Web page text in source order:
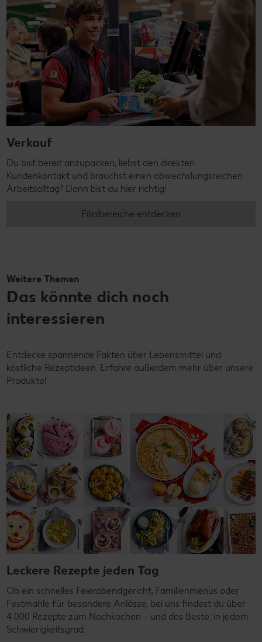
Verkauf
Du bist bereit anzupacken, liebst den direkten
Kundenkontakt und brauchst einen abwechslungsreichen
Arbeitsalltag? Dann bist du hier richtig!
Filialbereiche entdecken
Weitere Themen
Das könnte dich noch
interessieren
Entdecke spannende Fakten über Lebensmittel und
köstliche Rezeptideen. Erfahre außerdem mehr über unsere
Produkte!
Leckere Rezepte jeden Tag
Ob ein schnelles Feierabendgericht, Familienmenüs oder
Festmahle für besondere Anlässe, bei uns findest du über
4.000 Rezepte zum Nachkochen – und das Beste: in jedem
Schwierigkeitsgrad.